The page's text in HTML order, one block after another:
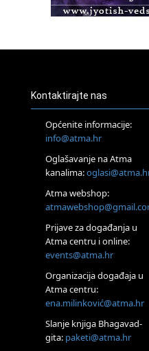
Access BARS®, otpusti stres
Pjesma srca / Zagreb
Tečaj Višeg Vodstva,
Online
Upisi u program
Online
Postanite Nositelj Vibracije
Visoko
Alemka Dauskardt –
konstelacija
Online
SPAVAJ… Priče za lakšu noć
Kontaktirajte nas
Općenite informacije:
info@atma.hr
Oglašavanje na Atma
kanalima:
Atma webshop:
Prijave za događanja u
Atma centru i online:
events@atma.hr
Organizacija događaja u
Atma centru:
ena.milinković@atma.hr
Slanje knjiga Bhagavad-
gita: paketi@atma.hr